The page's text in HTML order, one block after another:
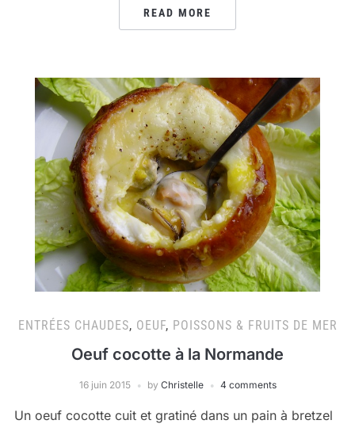
READ MORE
ENTRÉES CHAUDES, OEUF, POISSONS & FRUITS DE MER
Oeuf cocotte à la Normande
16 juin 2015 by Christelle 4 comments
Un oeuf cocotte cuit et gratiné dans un pain à bretzel